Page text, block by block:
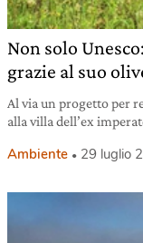
Non solo
grazie al suo
Al via un progetto per
alla villa dell’ex
Ambiente 29 luglio